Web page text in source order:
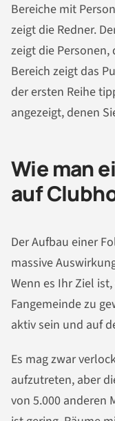
Bereiche mit
zeigt die Redner.
zeigt die
Bereich zeigt das
der ersten Reihe
angezeigt, denen
Wie man
auf
Der Aufbau einer
massive
Wenn es Ihr Ziel
Fangemeinde zu
aktiv sein und auf
Es mag zwar
aufzutreten, aber
von 5.000 anderen